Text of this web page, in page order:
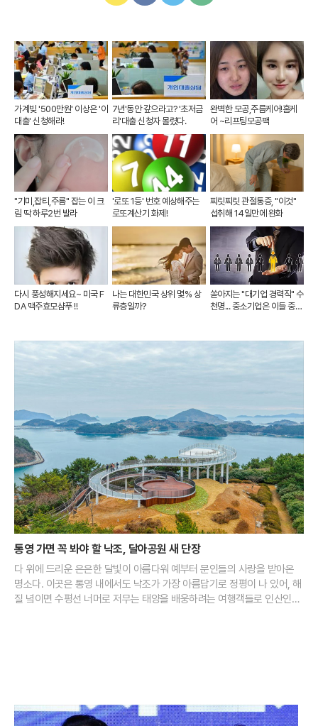
카
톡
페
북
트
U
복
사
가계빚 '500만원' 이상은 '이
대출' 신청해라!
7년'동안 갚으라고? '초저금
리'대출 신청자 몰렸다.
완벽한 모공,주름케어!홈케
어 ~리프팅모공팩
"기미,잡티,주름" 잡는 이 크
림 딱 하루2번 발라
'로또 1등' 번호 예상해주는
로또계산기 화제!
찌릿찌릿 관절통증, "이것"
섭취해 14일만에 완화
다시 풍성해지세요~ 미국 F
DA 맥주효모샴푸 !!
나는 대한민국 상위 몇% 상
류층일까?
쏟아지는 "대기업 경력직" 수
천명... 중소기업은 이들 중
통영 가면 꼭 봐야 할 낙조, 달아공원 새 단장
다 위에 드리운 은은한 달빛이 아름다워 예부터 문인들의 사랑을 받아온
명소다. 이곳은 통영 내에서도 낙조가 가장 아름답기로 정평이 나 있어, 해
질 녘이면 수평선 너머로 저무는 태양을 배웅하려는 여행객들로 인산인해
담을 수 있게 됐다. 탁 트인 시야 확보로 인해 낙조의 몰입감은 한층 깊어졌
으며, 이는 곧 통영을 찾는 관광객들에게 차별화된 시각적 경험을 제공하